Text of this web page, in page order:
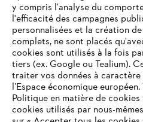
L'Entreprise
STIHL FAQ
y compris l'analyse du
l'efficacité des campagnes
personnalisées et la création
complets, ne sont placés
cookies sont utilisés à la fois
tiers (ex. Google ou Tealium).
traiter vos données à
l’Espace économique
Politique en matière de
cookies utilisés par nous-